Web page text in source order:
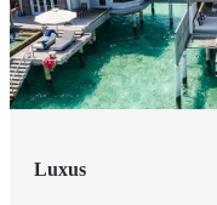
Luxus